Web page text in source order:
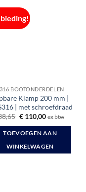
BOOTONDERDELEN
Klamp 200 mm |
| met schroefdraad
Oorspronkelijke
was:
€ 138,65.
€110,00Huidige
is:
€ 110,00.
ex btw
TOEVOEGEN AAN
WINKELWAGEN